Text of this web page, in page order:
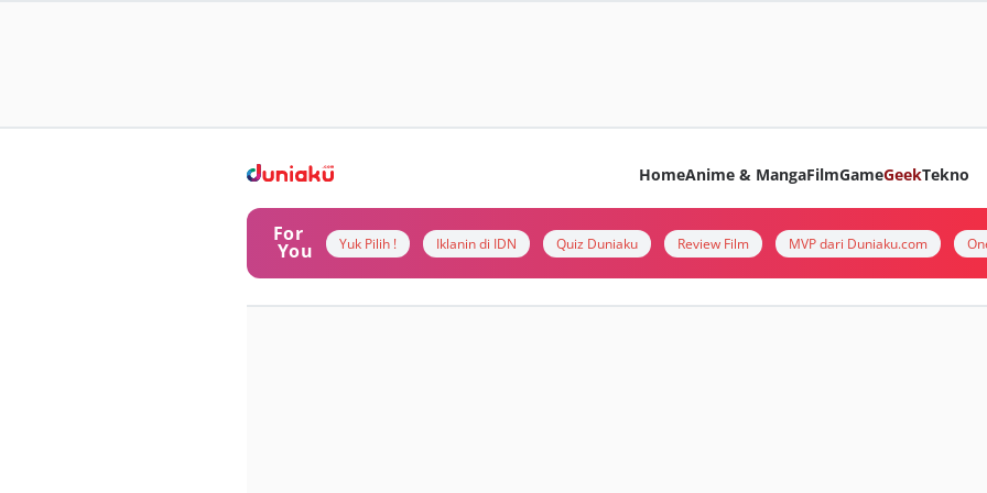
HomeAnime & MangaFilmGameGeekTekno
For
You Yuk Pilih ! Iklanin di IDN Quiz Duniaku Review Film MVP dari Duniaku.com